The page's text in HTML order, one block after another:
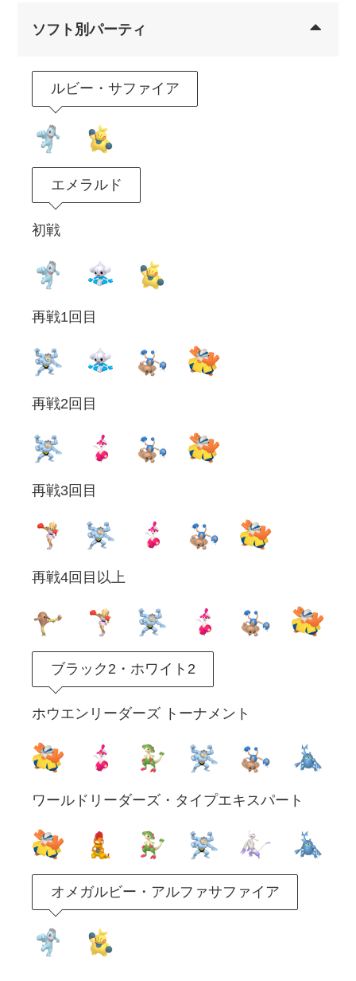
ソフト別パーティ
ルビー・サファイア
エメラルド
初戦
再戦1回目
再戦2回目
再戦3回目
再戦4回目以上
ブラック2・ホワイト2
ホウエンリーダーズ トーナメント
ワールドリーダーズ・タイプエキスパート
オメガルビー・アルファサファイア